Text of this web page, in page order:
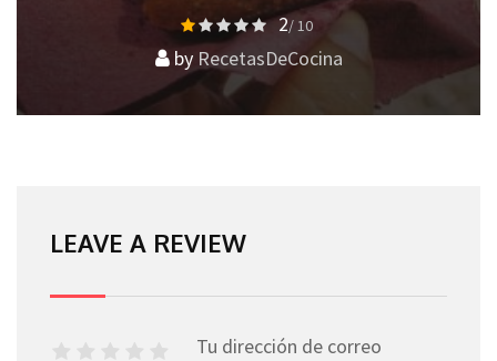
2/ 10
by RecetasDeCocina
LEAVE A REVIEW
Tu dirección de correo